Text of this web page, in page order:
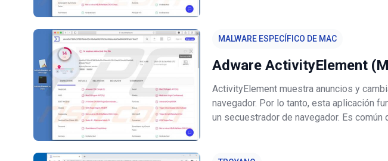
MALWARE ESPECÍFICO DE MAC
Adware ActivityElement
ActivityElement muestra anuncios y
navegador. Por lo tanto, esta aplicación
un secuestrador de navegador. Es